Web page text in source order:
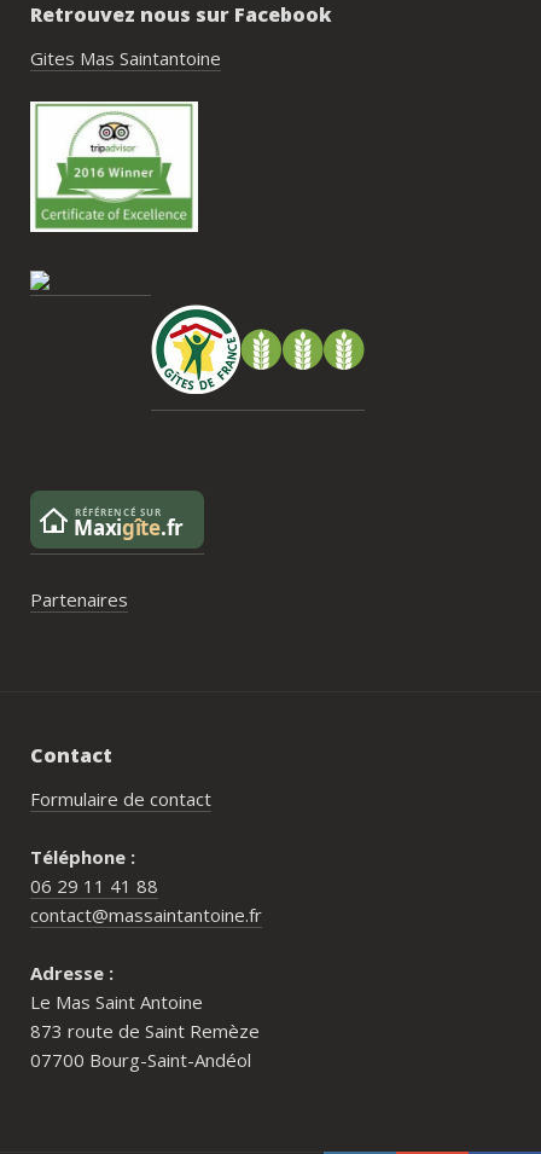
piscine, nature, tranquillité, nombreux
hébergements et beaucoup d’activités à
très beau souvenir de ce week-end et
nous recommandons le Mas Saint-
Antoine sans hésitation.**La seule petite
contrainte du week-end concerne la
gestion des déchets, puisqu’il n’y a pas
de tri directement sur le domaine et qu’il
faut se rendre au village. Cela ne nous a
pas posé de véritable problème, mais ce
serait un vrai plus à l’avenir.
Retrouvez nous sur Facebook
Gites Mas Saintantoine
Partenaires
Contact
Formulaire de contact
Téléphone :
06 29 11 41 88
contact@massaintantoine.fr
Adresse :
Le Mas Saint Antoine
873 route de Saint Remèze
07700 Bourg-Saint-Andéol